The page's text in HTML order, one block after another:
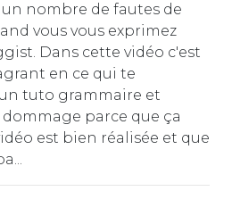
nombre de fautes de
vous vous exprimez
Dans cette vidéo c'est
en ce qui te
tuto grammaire et
parce que ça
est bien réalisée et que